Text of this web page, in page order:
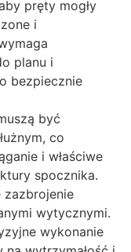
pręty mogły
i
planu i
bezpiecznie
być
co
i właściwe
spocznika.
zazbrojenie
wytycznymi.
wykonanie